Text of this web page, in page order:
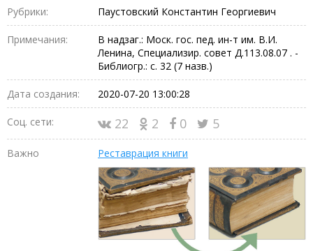
Рубрики: Паустовский Константин Георгиевич
Примечания:
В надзаг.: Моск. гос. пед. ин-т им. В.И.
Ленина, Специализир. совет Д.113.08.07 . -
Библиогр.: с. 32 (7 назв.)
Дата создания: 2020-07-20 13:00:28
Соц. сети: 22 2 0 5
Важно Реставрация книги